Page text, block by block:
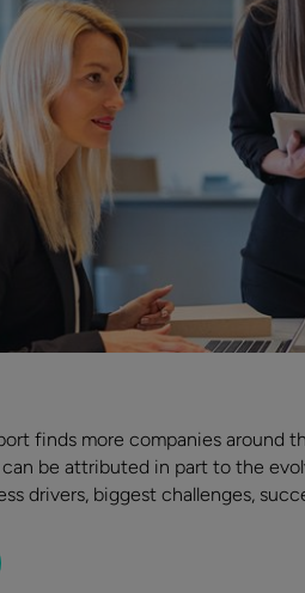
finds more companies around
can be attributed in part to the
drivers, biggest challenges,